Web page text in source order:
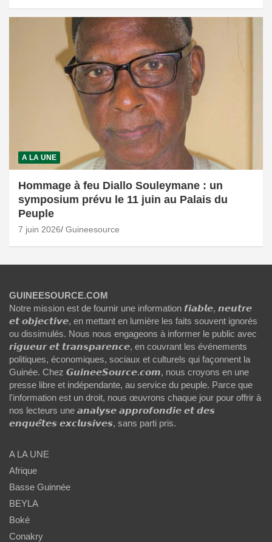
A LA UNE
Hommage à feu Diallo Souleymane : un
symposium prévu le 11 juin au Palais du
Peuple
7 juin 2026 Guineesource
GUINEESOURCE.COM
Notre mission est de fournir une information 𝙛𝙞𝙖𝙗𝙡𝙚, 𝙣𝙚𝙪𝙩𝙧𝙚
𝙚𝙩 𝙤𝙗𝙟𝙚𝙘𝙩𝙞𝙫𝙚, en mettant en lumière les faits souvent ignorés
ou dissimulés. Nous nous engageons à informer le public avec
𝙧𝙞𝙜𝙪𝙚𝙪𝙧 𝙚𝙩 𝙩𝙧𝙖𝙣𝙨𝙥𝙖𝙧𝙚𝙣𝙘𝙚, en couvrant les événements
politiques, économiques, sociaux et culturels qui façonnent la
Guinée. Chez 𝙂𝙪𝙞𝙣𝙚𝙚𝙎𝙤𝙪𝙧𝙘𝙚.𝙘𝙤𝙢, nous croyons en une
presse libre et indépendante, au service du peuple. Parce que
l'information est un droit, nous œuvrons chaque jour pour offrir à
nos lecteurs une 𝙖𝙣𝙖𝙡𝙮𝙨𝙚 𝙖𝙥𝙥𝙧𝙤𝙛𝙤𝙣𝙙𝙞𝙚 𝙚𝙩 𝙙𝙚𝙨
𝙚𝙣𝙦𝙪𝙚̂𝙩𝙚𝙨 𝙚𝙭𝙘𝙡𝙪𝙨𝙞𝙫𝙚𝙨, sans parti pris.
A LA UNE
Afrique
Basse Guinnée
BEYLA
Boké
Conakry